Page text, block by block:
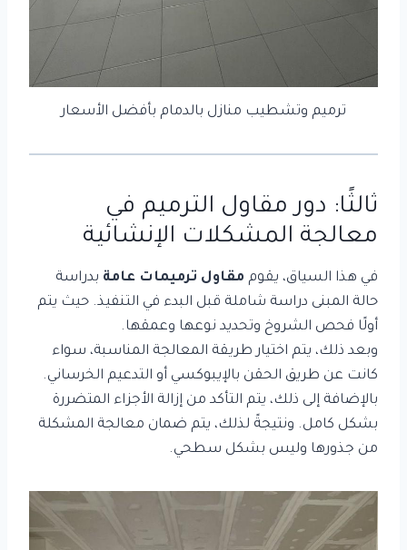
ترميم وتشطيب منازل بالدمام بأفضل الأسعار
ثالثًا: دور مقاول الترميم في
معالجة المشكلات الإنشائية
في هذا السياق، يقوم مقاول ترميمات عامة بدراسة
حالة المبنى دراسة شاملة قبل البدء في التنفيذ. حيث يتم
أولًا فحص الشروخ وتحديد نوعها وعمقها.
وبعد ذلك، يتم اختيار طريقة المعالجة المناسبة، سواء
كانت عن طريق الحقن بالإيبوكسي أو التدعيم الخرساني.
بالإضافة إلى ذلك، يتم التأكد من إزالة الأجزاء المتضررة
بشكل كامل. ونتيجةً لذلك، يتم ضمان معالجة المشكلة
من جذورها وليس بشكل سطحي.